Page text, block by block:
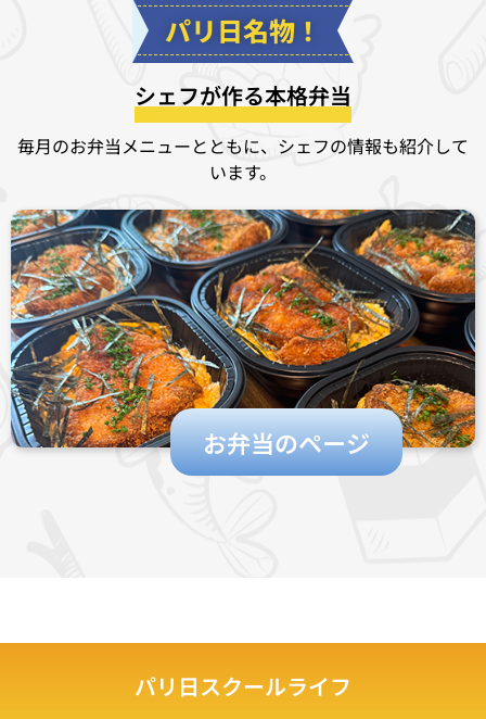
パリ日名物！
シェフが作る本格弁当
毎月のお弁当メニューとともに、シェフの情報も紹介して
います。
お弁当のページ
パリ日スクールライフ